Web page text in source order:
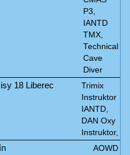
P3,
IANTD
TMX,
Technical
Cave
Diver
18 Liberec
Trimix
Instruktor
IANTD,
DAN Oxy
Instruktor,
AOWD